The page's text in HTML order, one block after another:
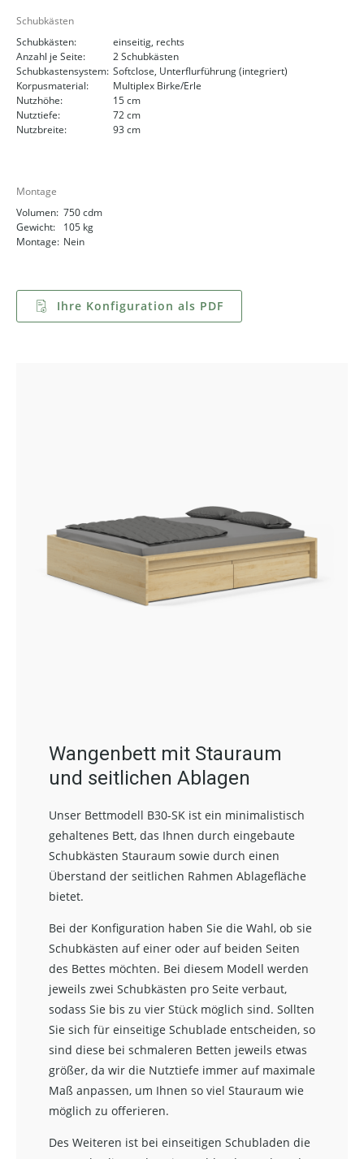
Schubkästen
Schubkästen:
einseitig, rechts
Anzahl je Seite:
2 Schubkästen
Schubkastensystem: Softclose, Unterflurführung (integriert)
Korpusmaterial:
Multiplex Birke/Erle
Nutzhöhe:
15 cm
Nutztiefe:
72 cm
Nutzbreite:
93 cm
Montage
Volumen: 750 cdm
Gewicht:
105 kg
Montage: Nein
Ihre Konfiguration als PDF
Wangenbett mit Stauraum
und seitlichen Ablagen
Unser Bettmodell B30-SK ist ein minimalistisch
gehaltenes Bett, das Ihnen durch eingebaute
Schubkästen Stauraum sowie durch einen
Überstand der seitlichen Rahmen Ablagefläche
bietet.
Bei der Konfiguration haben Sie die Wahl, ob sie
Schubkästen auf einer oder auf beiden Seiten
des Bettes möchten. Bei diesem Modell werden
jeweils zwei Schubkästen pro Seite verbaut,
sodass Sie bis zu vier Stück möglich sind. Sollten
Sie sich für einseitige Schublade entscheiden, so
sind diese bei schmaleren Betten jeweils etwas
größer, da wir die Nutztiefe immer auf maximale
Maß anpassen, um Ihnen so viel Stauraum wie
möglich zu offerieren.
Des Weiteren ist bei einseitigen Schubladen die